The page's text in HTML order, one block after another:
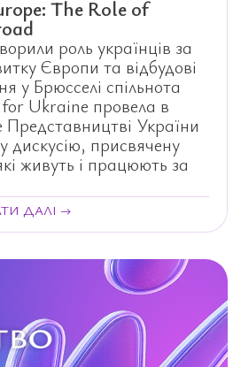
The Role of
роль українців за
Європи та відбудові
Ukraine провела в
України
дискусію, присвячену
живуть і працюють за
ДАЛІ →